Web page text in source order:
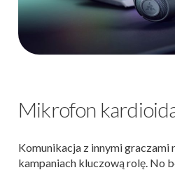
Mikrofon
Komunikacja z innymi graczami
kampaniach kluczową rolę. No